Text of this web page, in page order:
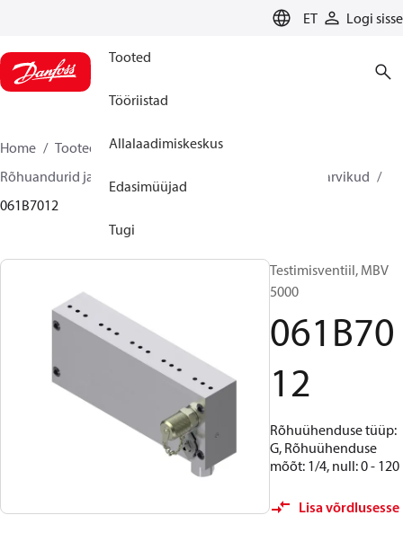
ET Logi sisse
Tooted
Tööriistad
Allalaadimiskeskus
Edasimüüjad
Tugi
Home Tooted
Sensing solutions
Rõhuandurid ja tarvikud
Rõhusaatjate varuosad ja tarvikud
061B7012
Testimisventiil, MBV
5000
061B70
12
Rõhuühenduse tüüp:
G, Rõhuühenduse
mõõt: 1/4, null: 0 - 120
Lisa võrdlusesse